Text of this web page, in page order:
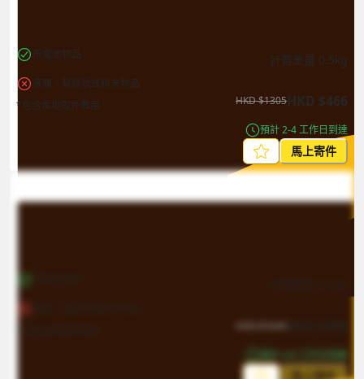
帶電池物品
液體、凝膠狀或粉末物品
*包含本地取件費用
計費重量 0.5kg
HKD$1305HKD $466
預計 2-4 工作日到達
馬上寄件